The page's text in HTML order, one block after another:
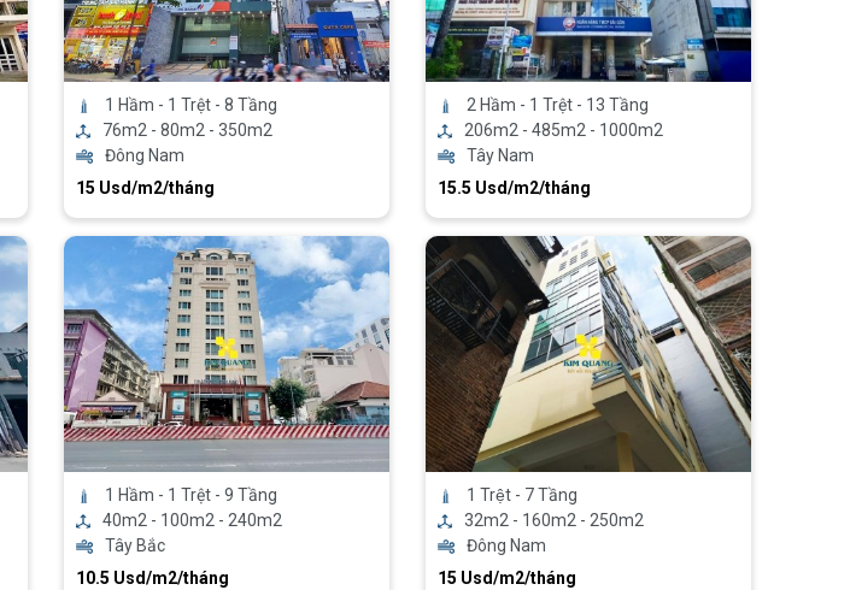
1 Hầm - 1 Trệt - 8 Tầng
76m2 - 80m2 - 350m2
Đông Nam
15 Usd/m2/tháng
2 Hầm - 1 Trệt - 13 Tầng
206m2 - 485m2 - 1000m2
Tây Nam
15.5 Usd/m2/tháng
1 Hầm - 1 Trệt - 9 Tầng
40m2 - 100m2 - 240m2
Tây Bắc
10.5 Usd/m2/tháng
1 Trệt - 7 Tầng
32m2 - 160m2 - 250m2
Đông Nam
15 Usd/m2/tháng